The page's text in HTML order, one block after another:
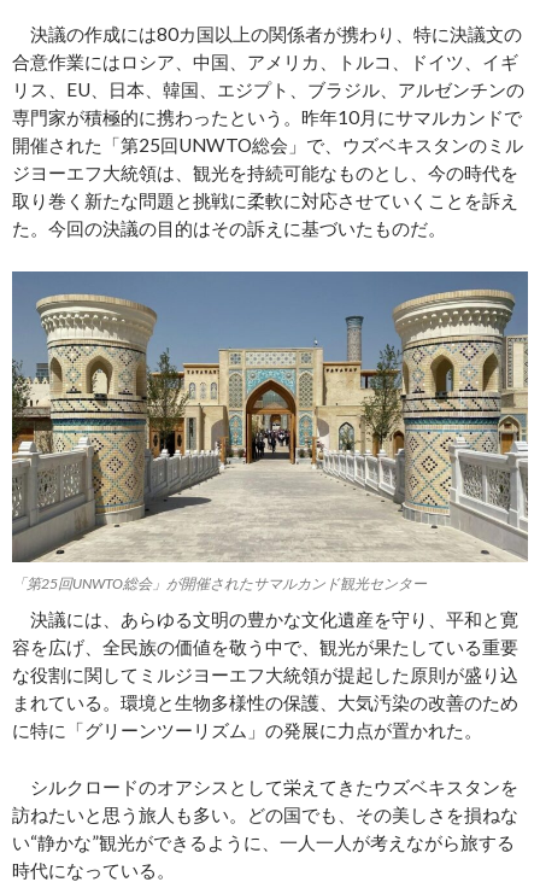
決議の作成には80カ国以上の関係者が携わり、特に決議文の
合意作業にはロシア、中国、アメリカ、トルコ、ドイツ、イギ
リス、EU、日本、韓国、エジプト、ブラジル、アルゼンチンの
専門家が積極的に携わったという。昨年10月にサマルカンドで
開催された「第25回UNWTO総会」で、ウズベキスタンのミル
ジヨーエフ大統領は、観光を持続可能なものとし、今の時代を
取り巻く新たな問題と挑戦に柔軟に対応させていくことを訴え
た。今回の決議の目的はその訴えに基づいたものだ。
「第25回UNWTO総会」が開催されたサマルカンド観光センター
決議には、あらゆる文明の豊かな文化遺産を守り、平和と寛
容を広げ、全民族の価値を敬う中で、観光が果たしている重要
な役割に関してミルジヨーエフ大統領が提起した原則が盛り込
まれている。環境と生物多様性の保護、大気汚染の改善のため
に特に「グリーンツーリズム」の発展に力点が置かれた。
シルクロードのオアシスとして栄えてきたウズベキスタンを
訪ねたいと思う旅人も多い。どの国でも、その美しさを損ねな
い“静かな”観光ができるように、一人一人が考えながら旅する
時代になっている。